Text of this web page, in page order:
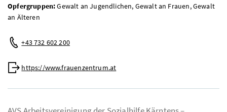
Opfergruppen:Gewalt an Jugendlichen, Gewalt an Frauen, Gewalt
an Älteren
Telefon:
+43 732 602 200
Web:
https://www.frauenzentrum.at